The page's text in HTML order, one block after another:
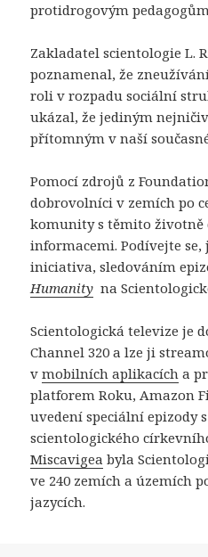
protidrogovým
Zakladatel scientologie L.
poznamenal, že
roli v rozpadu sociální
ukázal, že jediným
přítomným v naší
Pomocí zdrojů z
dobrovolníci v zemích po
komunity s těmito
informacemi. Podívejte
iniciativa, sledováním
Humanity na
Scientologická televize je
Channel 320 a lze ji
vmobilních aplikacích a
platforem Roku, Amazon
uvedení speciální epizody
scientologického
Miscavigea byla
ve 240 zemích a územích
jazycích.